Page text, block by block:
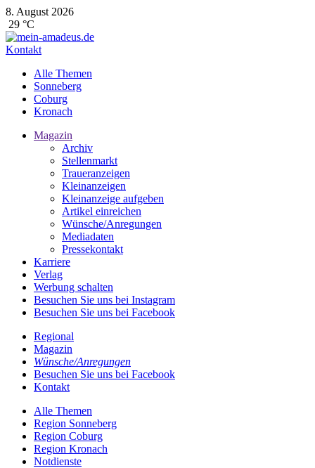
8. August 2026
29 °C
Kontakt
Alle Themen
Sonneberg
Coburg
Kronach
Magazin
Archiv
Stellenmarkt
Traueranzeigen
Kleinanzeigen
Kleinanzeige aufgeben
Artikel einreichen
Wünsche/Anregungen
Mediadaten
Pressekontakt
Karriere
Verlag
Werbung schalten
Besuchen Sie uns bei Instagram
Besuchen Sie uns bei Facebook
Regional
Magazin
Wünsche/Anregungen
Besuchen Sie uns bei Facebook
Kontakt
Alle Themen
Region Sonneberg
Region Coburg
Region Kronach
Notdienste